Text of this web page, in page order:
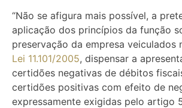
“Não se afigura mais possível, a
aplicação dos princípios da função
preservação da empresa veiculados
Lei 11.101/2005, dispensar a
certidões negativas de débitos
certidões positivas com efeito de
expressamente exigidas pelo artigo